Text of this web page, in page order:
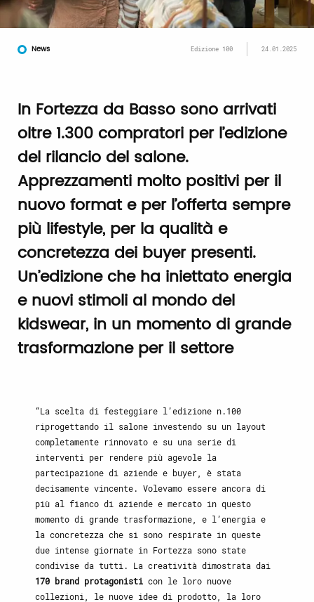
News Edizione 100 24.01.2025
In Fortezza da Basso sono arrivati
oltre 1.300 compratori per l’edizione
del rilancio del salone.
Apprezzamenti molto positivi per il
nuovo format e per l’offerta sempre
più lifestyle, per la qualità e
concretezza dei buyer presenti.
Un’edizione che ha iniettato energia
e nuovi stimoli al mondo del
kidswear, in un momento di grande
trasformazione per il settore
La scelta di festeggiare l’edizione n.100
riprogettando il salone investendo su un layout
completamente rinnovato e su una serie di
interventi per rendere più agevole la
partecipazione di aziende e buyer, è stata
decisamente vincente. Volevamo essere ancora di
più al fianco di aziende e mercato in questo
momento di grande trasformazione, e l’energia e
la concretezza che si sono respirate in queste
due intense giornate in Fortezza sono state
condivise da tutti. La creatività dimostrata dai
170 brand protagonisti con le loro nuove
collezioni, le nuove idee di prodotto, la loro